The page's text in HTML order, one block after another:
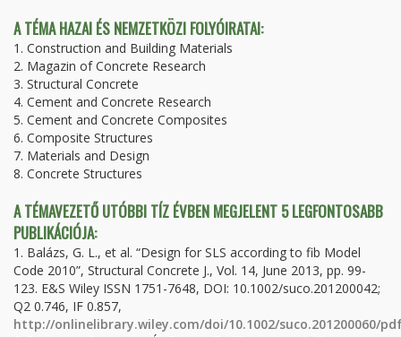
A TÉMA HAZAI ÉS NEMZETKÖZI FOLYÓIRATAI:
1. Construction and Building Materials
2. Magazin of Concrete Research
3. Structural Concrete
4. Cement and Concrete Research
5. Cement and Concrete Composites
6. Composite Structures
7. Materials and Design
8. Concrete Structures
A TÉMAVEZETŐ UTÓBBI TÍZ ÉVBEN MEGJELENT 5 LEGFONTOSABB
PUBLIKÁCIÓJA:
1. Balázs, G. L., et al. “Design for SLS according to fib Model
Code 2010”, Structural Concrete J., Vol. 14, June 2013, pp. 99-
123. E&S Wiley ISSN 1751-7648, DOI: 10.1002/suco.201200042;
Q2 0.746, IF 0.857,
http://onlinelibrary.wiley.com/doi/10.1002/suco.201200060/